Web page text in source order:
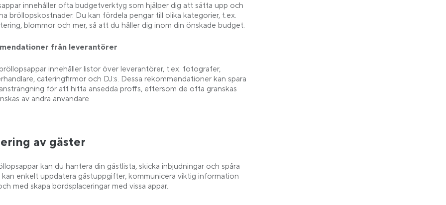
innehåller ofta budgetverktyg som hjälper dig att sätta upp och
bröllopskostnader. Du kan fördela pengar till olika kategorier, t.ex.
blommor och mer, så att du håller dig inom din önskade budget.
från leverantörer
innehåller listor över leverantörer, t.ex. fotografer,
cateringfirmor och DJ:s. Dessa rekommendationer kan spara
för att hitta ansedda proffs, eftersom de ofta granskas
av andra användare.
av gäster
kan du hantera din gästlista, skicka inbjudningar och spåra
kan enkelt uppdatera gästuppgifter, kommunicera viktig information
med skapa bordsplaceringar med vissa appar.